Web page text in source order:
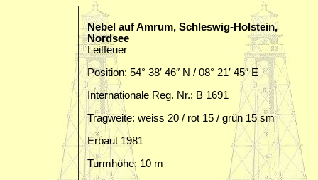
Nebel auf Amrum, Schleswig-Holstein,
Nordsee
Leitfeuer
Position: 54° 38′ 46″ N / 08° 21′ 45″ E
Internationale Reg. Nr.: B 1691
Tragweite: weiss 20 / rot 15 / grün 15 sm
Erbaut 1981
Turmhöhe: 10 m